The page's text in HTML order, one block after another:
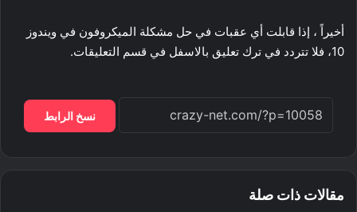
أخيراً ، إذا قابلت أي عقبات في حل مشكلة الميكروفون في ويندوز
10، فلا تتردد في ترك تعليق بالاسفل في قسم التعليقات.
نسخ الرابط
مقالات ذات صلة